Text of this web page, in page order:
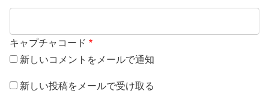
キャプチャコード *
新しいコメントをメールで通知
新しい投稿をメールで受け取る